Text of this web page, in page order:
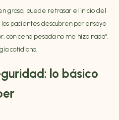
grasa, puede retrasar el inicio del
los pacientes descubren por ensayo
con cena pesada no me hizo nada”.
cotidiana.
lo básico